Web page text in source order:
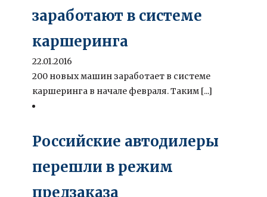
заработают в системе
каршеринга
22.01.2016
200 новых машин заработает в системе
каршеринга в начале февраля. Таким [...]
Российские автодилеры
перешли в режим
предзаказа